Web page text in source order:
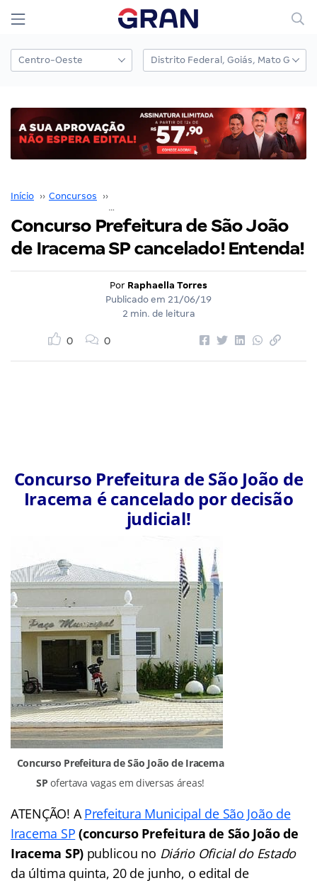
Início ›› Concursos ››
Concurso Prefeitura de São João
de Iracema SP cancelado! Entenda!
Por Raphaella Torres
Publicado em 21/06/19
2 min. de leitura
0 0
Concurso Prefeitura de São João de
Iracema é cancelado por decisão
judicial!
Concurso Prefeitura de São João de Iracema
SPofertava vagas em diversas áreas!
ATENÇÃO! APrefeitura Municipal de São João de
Iracema SP (concurso Prefeitura de São João de
Iracema SP) publicou no Diário Oficial do Estado
da última quinta, 20 de junho, o edital de